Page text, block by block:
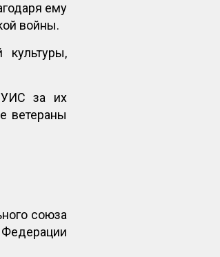
ему
войны.
УИС за их
ветераны
союза